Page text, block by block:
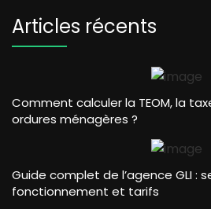
Articles récents
Comment calculer la TEOM, la
ordures ménagères ?
Guide complet de l’agence GLI :
fonctionnement et tarifs